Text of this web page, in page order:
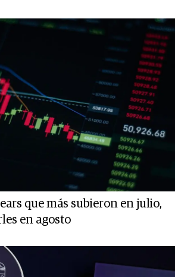
que más subieron en julio,
en agosto